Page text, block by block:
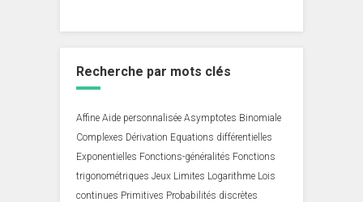
Recherche par mots clés
Affine Aide personnalisée Asymptotes Binomiale
Complexes Dérivation Equations différentielles
Exponentielles Fonctions-généralités Fonctions
trigonométriques Jeux Limites Logarithme Lois
continues Primitives Probabilités discrètes